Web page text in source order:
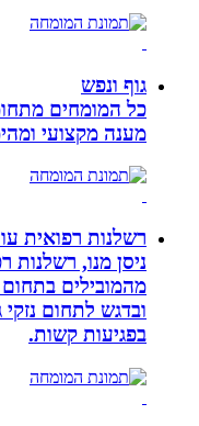
גוף ונפש
כל המומחים
מענה מקצועי ומהימן
רשלנות רפואית עו”ד
ניסן מנו, רשלנות
מהמובילים בתחום
ובדגש לתחום נזקי
בפגיעות קשות.